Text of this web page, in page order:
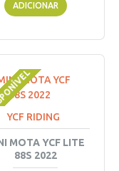
ADICIONAR
YCF RIDING
MOTA YCF LITE
88S 2022